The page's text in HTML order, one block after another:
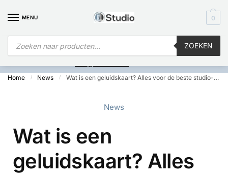
MENU
ZOEKEN
0
uw computer al over op Windows 11? Heeft u vragen stuur een
Home / News / Wat is een geluidskaart? Alles voor de beste studio-opnames
News
Wat is een
geluidskaart? Alles